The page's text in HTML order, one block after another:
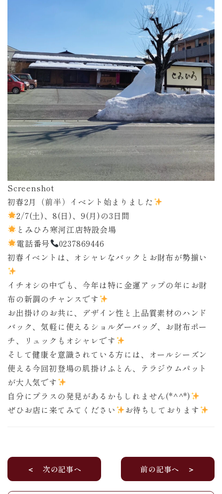
Screenshot
初春2月（前半）イベント始まりました
2/7(土)、8(日)、9(月)の3日間
とみひろ寒河江店特設会場
電話番号
0237869446
初春イベントは、オシャレなバックとお財布が勢揃い
イチオシの中でも、今年は特に金運アップの年にお財
布の新調のチャンスです
お出掛けのお共に、デザイン性と上品質素材のハンド
バック、気軽に使えるショルダーバッグ、お財布ポー
チ、リュックもオシャレです
そして健康を意識されている方には、オールシーズン
使える今回初登場の肌掛けふとん、テラジウムパット
が大人気です
自分にプラスの発見があるかもしれません(*^^*)
ぜひお店に来てみてください
お待ちしております
＜ 次の記事へ 前の記事へ ＞